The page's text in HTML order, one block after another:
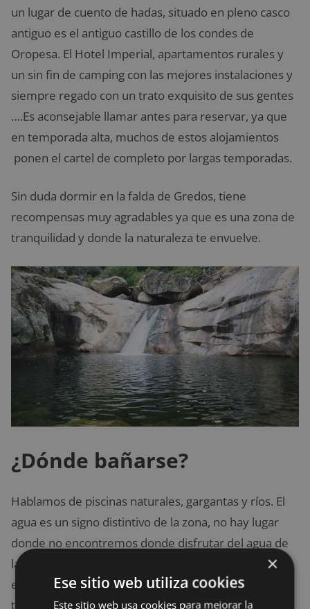
un lugar de cuento de hadas, situado en pleno casco
antiguo es el antiguo castillo de los condes de
Oropesa. El Hotel Imperial, apartamentos rurales y
un sin fin de camping con las mejores instalaciones y
siempre regado con un trato exquisito de sus gentes
….Es aconsejable llamar antes para reservar, ya que
en temporada alta, muchos de estos alojamientos
ponen el cartel de completo por largas temporadas.
Sin duda dormir en la falda de Gredos, tiene
recompensas muy agradables ya que es una zona de
tranquilidad y donde la naturaleza te envuelve.
¿Dónde bañarse?
Hablamos de piscinas naturales, gargantas y ríos. El
agua es un signo distintivo de la zona, no hay lugar
donde no encontremos donde disfrutar del agua de
la sierra. Hasta en las temporadas de mayor sequía
en España, esta zona disfruta de agua suficiente para
todos sus visitantes.
×
Ese sitio web utiliza cookies
Este sitio web usa cookies para mejorar la